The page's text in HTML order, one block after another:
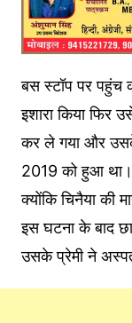
बस स्टॉप पर पहुंच
इशारा किया फिर
कर ले गया और उसके
2019 को हुआ
क्योंकि चिनैया की
इस घटना के बाद
उसके प्रेमी ने